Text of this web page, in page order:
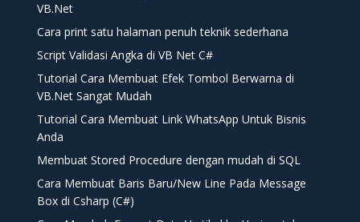
VB.Net
Cara print satu halaman penuh teknik sederhana
Script Validasi Angka di VB Net C#
Tutorial Cara Membuat Efek Tombol Berwarna di
VB.Net Sangat Mudah
Tutorial Cara Membuat Link WhatsApp Untuk Bisnis
Anda
Membuat Stored Procedure dengan mudah di SQL
Cara Membuat Baris Baru/New Line Pada Message
Box di Csharp (C#)